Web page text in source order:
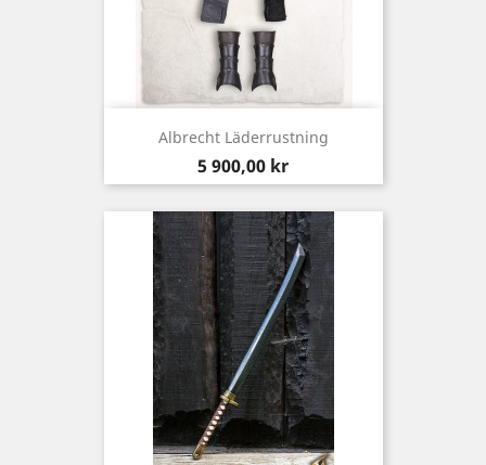
Albrecht Läderrustning
Pris
5 900,00 kr